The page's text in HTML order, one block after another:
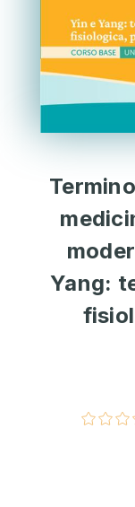
Yang: